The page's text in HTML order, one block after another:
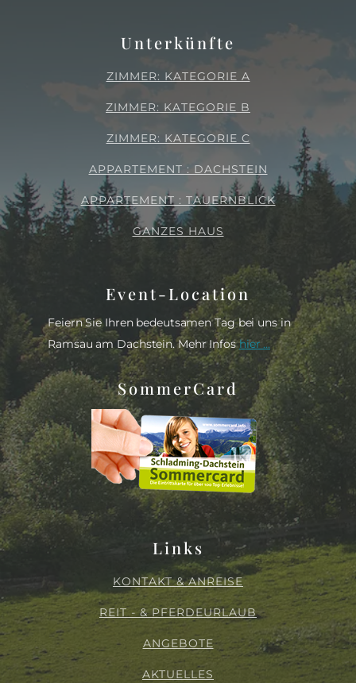
Unterkünfte
ZIMMER: KATEGORIE A
ZIMMER: KATEGORIE B
ZIMMER: KATEGORIE C
APPARTEMENT : DACHSTEIN
APPARTEMENT : TAUERNBLICK
GANZES HAUS
Event-Location
Feiern Sie Ihren bedeutsamen Tag bei uns in
Ramsau am Dachstein. Mehr Infoshier ...
SommerCard
Links
KONTAKT & ANREISE
REIT - & PFERDEURLAUB
ANGEBOTE
AKTUELLES